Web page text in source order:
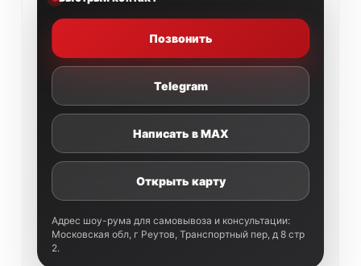
Позвонить
Telegram
Написать в MAX
Открыть карту
Адрес шоу-рума для самовывоза и консультации:
Московская обл, г Реутов, Транспортный пер, д 8 стр
2.